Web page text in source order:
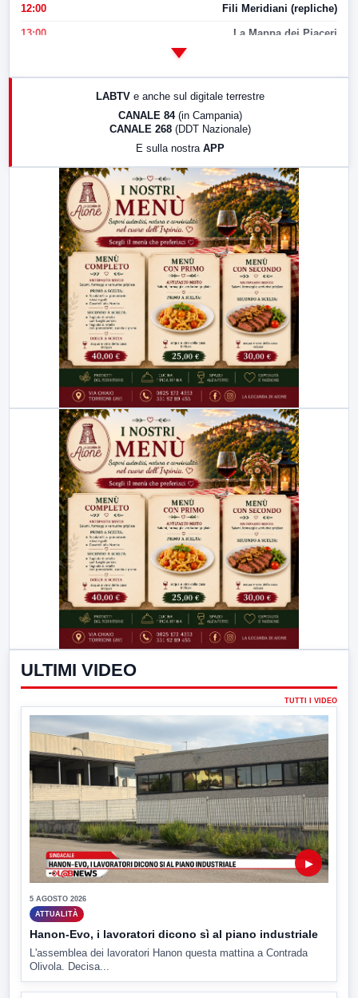
12:00 Fili Meridiani (repliche)
13:00 La Mappa dei Piaceri
17:00 LabNews (replica)
LabNews (replica)
LABTV e anche sul digitale terrestre
CANALE 84 (in Campania)
CANALE 268 (DDT Nazionale)
E sulla nostra APP
ULTIMI VIDEO
TUTTI I VIDEO
▶
5 AGOSTO 2026
ATTUALITÀ
Hanon-Evo, i lavoratori dicono sì al piano industriale
L'assemblea dei lavoratori Hanon questa mattina a Contrada
Olivola. Decisa...